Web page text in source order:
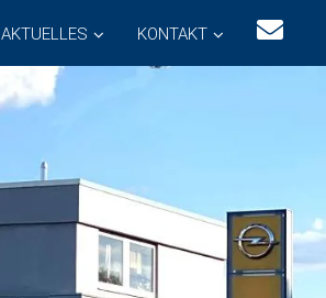
AKTUELLES KONTAKT